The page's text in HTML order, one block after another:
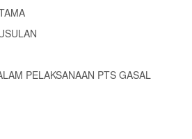
PELAKSANAAN PTS GASAL